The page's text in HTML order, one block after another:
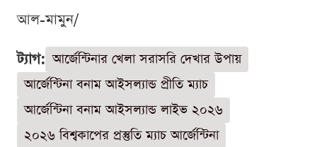
আল-মামুন/
ট্যাগ: আর্জেন্টিনার খেলা সরাসরি দেখার উপায়
আর্জেন্টিনা বনাম আইসল্যান্ড প্রীতি ম্যাচ
আর্জেন্টিনা বনাম আইসল্যান্ড লাইভ ২০২৬
২০২৬ বিশ্বকাপের প্রস্তুতি ম্যাচ আর্জেন্টিনা